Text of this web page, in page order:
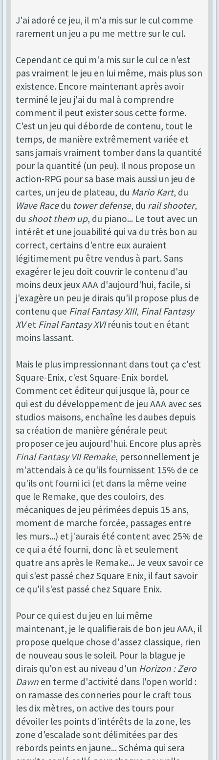
J'ai adoré ce jeu, il m'a mis sur le cul comme
rarement un jeu a pu me mettre sur le cul.
Cependant ce qui m'a mis sur le cul ce n'est
pas vraiment le jeu en lui même, mais plus son
existence. Encore maintenant après avoir
terminé le jeu j'ai du mal à comprendre
comment il peut exister sous cette forme.
C'est un jeu qui déborde de contenu, tout le
temps, de manière extrêmement variée et
sans jamais vraiment tomber dans la quantité
pour la quantité (un peu). Il nous propose un
action-RPG pour sa base mais aussi un jeu de
cartes, un jeu de plateau, du Mario Kart, du
Wave Racedu tower defense, du rail shooter,
du shoot them up, du piano... Le tout avec un
intérêt et une jouabilité qui va du très bon au
correct, certains d'entre eux auraient
légitimement pu être vendus à part. Sans
exagérer le jeu doit couvrir le contenu d'au
moins deux jeux AAA d'aujourd'hui, facile, si
j'exagère un peu je dirais qu'il propose plus de
contenu que Final Fantasy XIII, Final Fantasy
XVet Final Fantasy XVIréunis tout en étant
moins lassant.
Mais le plus impressionnant dans tout ça c'est
Square-Enix, c'est Square-Enix bordel.
Comment cet éditeur qui jusque là, pour ce
qui est du développement de jeu AAA avec ses
studios maisons, enchaîne les daubes depuis
sa création de manière générale peut
proposer ce jeu aujourd'hui. Encore plus après
Final Fantasy VII Remake, personnellement je
m'attendais à ce qu'ils fournissent 15% de ce
qu'ils ont fourni ici (et dans la même veine
que le Remake, que des couloirs, des
mécaniques de jeu périmées depuis 15 ans,
moment de marche forcée, passages entre
les murs...) et j'aurais été content avec 25% de
ce qui a été fourni, donc là et seulement
quatre ans après le Remake... Je veux savoir ce
qui s'est passé chez Square Enix, il faut savoir
ce qu'il s'est passé chez Square Enix.
Pour ce qui est du jeu en lui même
maintenant, je le qualifierais de bon jeu AAA, il
propose quelque chose d'assez classique, rien
de nouveau sous le soleil. Pour la blague je
dirais qu'on est au niveau d'un Horizon : Zero
Dawn en terme d'activité dans l'open world :
on ramasse des conneries pour le craft tous
les dix mètres, on active des tours pour
dévoiler les points d'intérêts de la zone, les
zone d'escalade sont délimitées par des
rebords peints en jaune... Schéma qui sera